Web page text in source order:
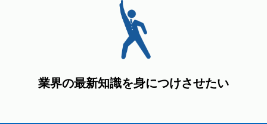
業界の最新知識を身につけさせたい